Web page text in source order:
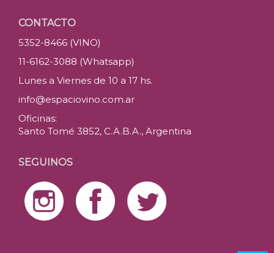
CONTACTO
5352-8466 (VINO)
11-6162-3088 (Whatsapp)
Lunes a Viernes de 10 a 17 hs.
info@espaciovino.com.ar
Oficinas:
Santo Tomé 3852, C.A.B.A., Argentina
SEGUINOS